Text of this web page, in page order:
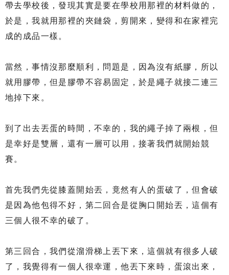
帶去學校後，發現其實是要在學校用那裡的材料做的，
於是，我就用那裡的夾鏈袋，剪開來，變得和在家裡完
成的成品一樣。
當然，事情沒那麼順利，問題是，因為沒有紙膠，所以
就用膠帶，但是膠帶不容易固定，於是繩子就接二連三
地掉下來。
到了出去丟蛋的時間，不幸的，我的繩子掉了兩根，但
是幸好是雙層，還有一層可以用，接著我們就開始競
賽。
首先我們先從膝蓋開始丟，竟然有人的蛋破了，但會破
是因為他包得不好，第二回合是從胸口開始丟，這個有
三個人很不幸的破了。
第三回合，我們從溜滑梯上丟下來，這個就有很多人破
了，我覺得有一個人很幸運，他丟下來時，蛋滾出來，